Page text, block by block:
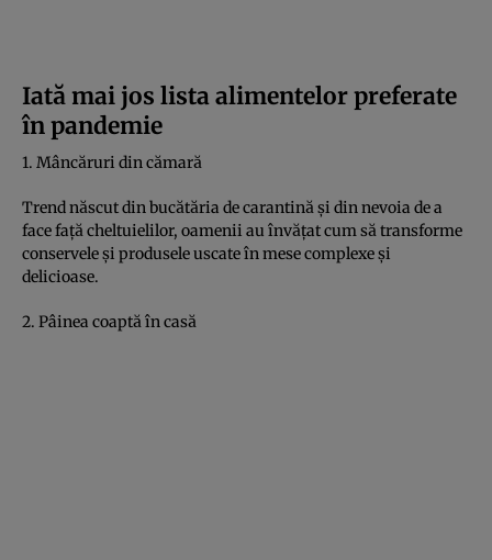
Iată mai jos lista alimentelor preferate
în pandemie
1. Mâncăruri din cămară
Trend născut din bucătăria de carantină şi din nevoia de a
face faţă cheltuielilor, oamenii au învăţat cum să transforme
conservele şi produsele uscate în mese complexe şi
delicioase.
2. Pâinea coaptă în casă